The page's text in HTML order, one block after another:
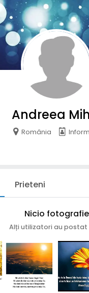
Andreea
România
Prieteni
Nicio fotografie
Alți utilizatori au postat